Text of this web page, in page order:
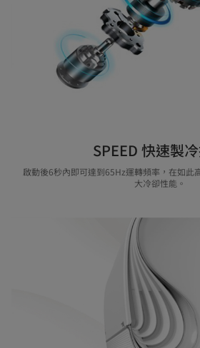
SPEED 快速製
啟動後6秒內即可達到65Hz運轉頻率，在如此
大冷卻性能。